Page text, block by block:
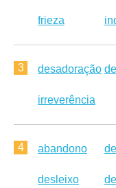
frieza
3 desadoração
irreverência
4 abandono
desleixo